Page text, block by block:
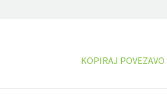
KOPIRAJ POVEZAVO